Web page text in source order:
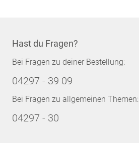
Hast du Fragen?
Bei Fragen zu deiner Bestellung:
04297 - 39 09
Bei Fragen zu allgemeinen Themen:
04297 - 30